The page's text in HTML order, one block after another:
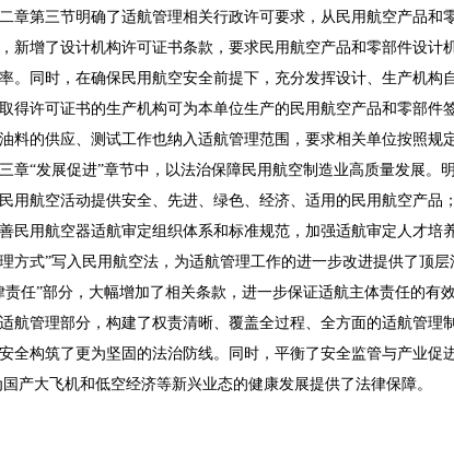
章第三节明确了适航管理相关行政许可要求，从民用航空产品
新增了设计机构许可证书条款，要求民用航空产品和零部件设
。同时，在确保民用航空安全前提下，充分发挥设计、生产机
得许可证书的生产机构可为本单位生产的民用航空产品和零部
料的供应、测试工作也纳入适航管理范围，要求相关单位按照规
章“发展促进”章节中，以法治保障民用航空制造业高质量发展
用航空活动提供安全、先进、绿色、经济、适用的民用航空产
民用航空器适航审定组织体系和标准规范，加强适航审定人才
方式”写入民用航空法，为适航管理工作的进一步改进提供了顶层
任”部分，大幅增加了相关条款，进一步保证适航主体责任的有效
航管理部分，构建了权责清晰、覆盖全过程、全方面的适航管
全构筑了更为坚固的法治防线。同时，平衡了安全监管与产业
产大飞机和低空经济等新兴业态的健康发展提供了法律保障。